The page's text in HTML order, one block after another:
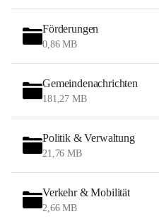
Förderungen
0,86 MB
Gemeindenachrichten
181,27 MB
Politik & Verwaltung
21,76 MB
Verkehr & Mobilität
2,66 MB